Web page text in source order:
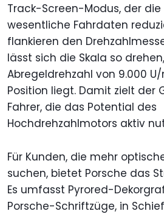
Track-Screen-Modus, der
wesentliche Fahrdaten
flankieren den
lässt sich die Skala so
Abregeldrehzahl von 9.000
Position liegt. Damit zielt der
Fahrer, die das Potential des
Hochdrehzahlmotors aktiv
Für Kunden, die mehr
suchen, bietet Porsche das
Es umfasst Pyrored-
Porsche-Schriftzüge, in